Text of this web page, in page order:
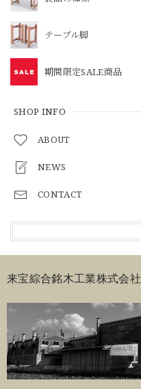
テーブル脚
期間限定SALE商品
SHOP INFO
ABOUT
NEWS
CONTACT
来宝綜合銘木工業株式会社